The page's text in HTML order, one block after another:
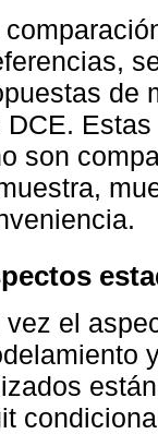
de
DCE.
son
vez el